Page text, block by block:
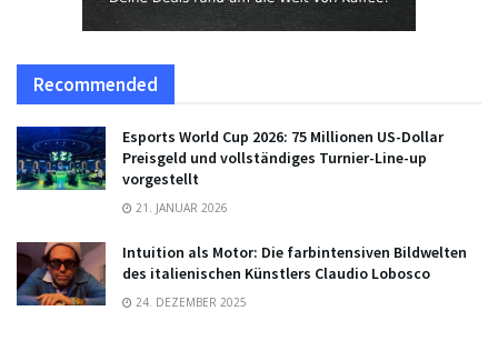
Recommended
Esports World Cup 2026: 75 Millionen US-Dollar
Preisgeld und vollständiges Turnier-Line-up
vorgestellt
21. JANUAR 2026
Intuition als Motor: Die farbintensiven Bildwelten
des italienischen Künstlers Claudio Lobosco
24. DEZEMBER 2025